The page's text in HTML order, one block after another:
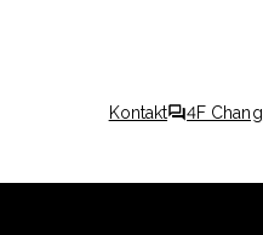
Kontakt 4F